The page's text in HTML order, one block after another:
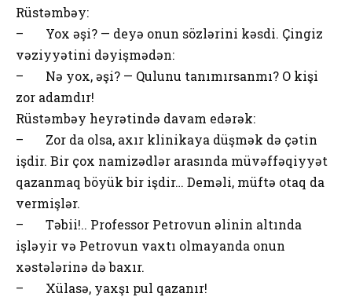
Rüstəmbəy:
– Yox əşi? — deyə onun sözlərini kəsdi. Çingiz
vəziyyətini dəyişmədən:
– Nə yox, əşi? — Qulunu tanımırsanmı? O kişi
zor adamdır!
Rüstəmbəy heyrətində davam edərək:
– Zor da olsa, axır klinikaya düşmək də çətin
işdir. Bir çox namizədlər arasında müvəffəqiyyət
qazanmaq böyük bir işdir… Deməli, müftə otaq da
vermişlər.
– Təbii!.. Professor Petrovun əlinin altında
işləyir və Petrovun vaxtı olmayanda onun
xəstələrinə də baxır.
– Xülasə, yaxşı pul qazanır!